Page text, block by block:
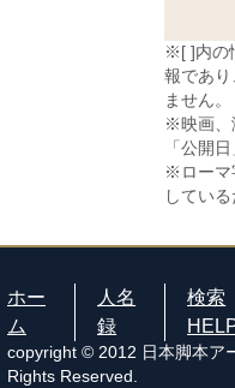
※[ ]内の
報であり
ません。
※映画、
「公開
※ローマ
してい
ホー
ム
人名
録
検索
copyright © 2012 日本脚本ア
Rights Reserved.